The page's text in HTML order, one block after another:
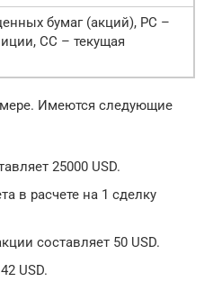
бумаг (акций), PC –
CC – текущая
Имеются следующие
25000 USD.
в расчете на 1 сделку
составляет 50 USD.
USD.